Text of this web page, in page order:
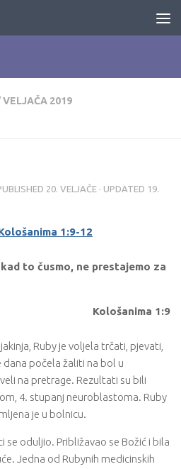
VELJAČA 2019
20. VELJAČE · UPDATED 19.
1:9-12
to čusmo, ne prestajemo za
Kološanima 1:9
Ruby je voljela trčati, pjevati,
dana počela žaliti na bol u
na pretrage. Rezultati su bili
4. stupanj neuroblastoma. Ruby
je u bolnicu.
se oduljio. Približavao se Božić i bila
Jedna od Rubynih medicinskih